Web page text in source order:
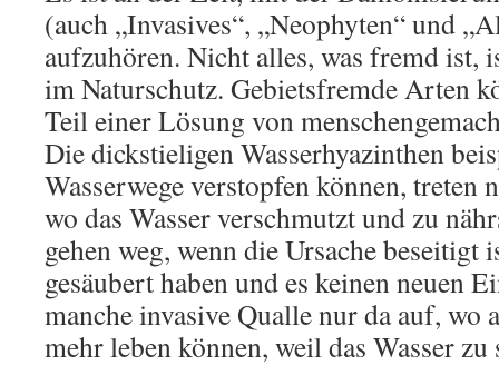
(auch „Invasives“, „Neophyten“ und
aufzuhören. Nicht alles, was fremd ist,
im Naturschutz. Gebietsfremde Arten
Teil einer Lösung von
Die dickstieligen Wasserhyazinthen
Wasserwege verstopfen können, treten
wo das Wasser verschmutzt und zu
gehen weg, wenn die Ursache beseitigt
gesäubert haben und es keinen neuen
manche invasive Qualle nur da auf, wo
mehr leben können, weil das Wasser